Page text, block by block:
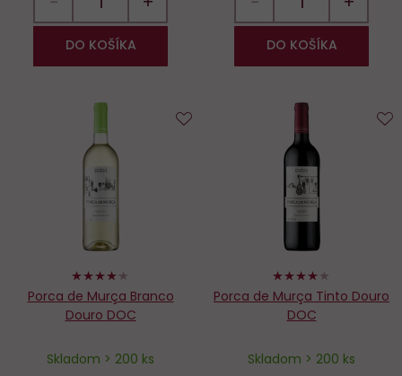
DO KOŠÍKA DO KOŠÍKA
82%
Porca de Murça Branco
Douro DOC
Skladom > 200 ks
80%
Porca de Murça Tinto Douro
DOC
Skladom > 200 ks